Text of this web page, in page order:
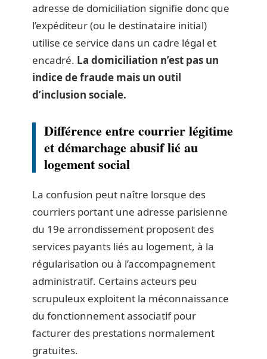
adresse de domiciliation signifie donc que
l’expéditeur (ou le destinataire initial)
utilise ce service dans un cadre légal et
encadré. La domiciliation n’est pas un
indice de fraude mais un outil
d’inclusion sociale.
Différence entre courrier légitime
et démarchage abusif lié au
logement social
La confusion peut naître lorsque des
courriers portant une adresse parisienne
du 19e arrondissement proposent des
services payants liés au logement, à la
régularisation ou à l’accompagnement
administratif. Certains acteurs peu
scrupuleux exploitent la méconnaissance
du fonctionnement associatif pour
facturer des prestations normalement
gratuites.